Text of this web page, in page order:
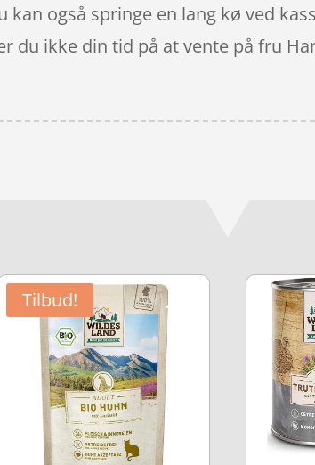
kan også springe en lang kø ved
du ikke din tid på at vente på fru
Tilbud!